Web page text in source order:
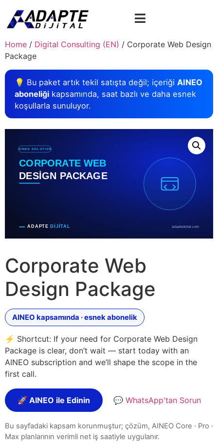
Home / Digital Consulting (EN) / Corporate Web Design
Package
💡 Bu paket artık tekil satışta değil; içeriği AINEO
aboneliği kapsamında, saat bazlı ve daha esnek
koşullarla sunuluyor.
Corporate Web
Design Package
AINEO kapsamında · esnek abonelik
⚡ Shortcut: If your need for Corporate Web Design
Package is clear, don’t wait — start today with an
AINEO subscription and we’ll shape the scope in the
first call.
🚀 AINEO ile Edinin 💬 WhatsApp'tan Sorun
Bu sayfadaki kapsam korunmuştur; çözüm, AINEO Core · Pro ·
Max planlarının verimli net iş saatiyle uygulanır.